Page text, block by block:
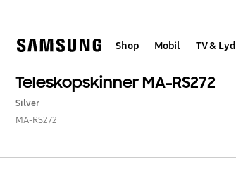
Shop Mobil TV & Lyd
Teleskopskinner MA-RS272
Silver
MA-RS272